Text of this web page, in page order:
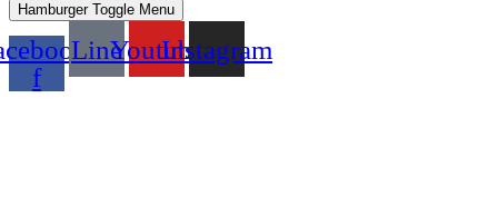
Hamburger Toggle Menu
f
LineYoutubeInstagram